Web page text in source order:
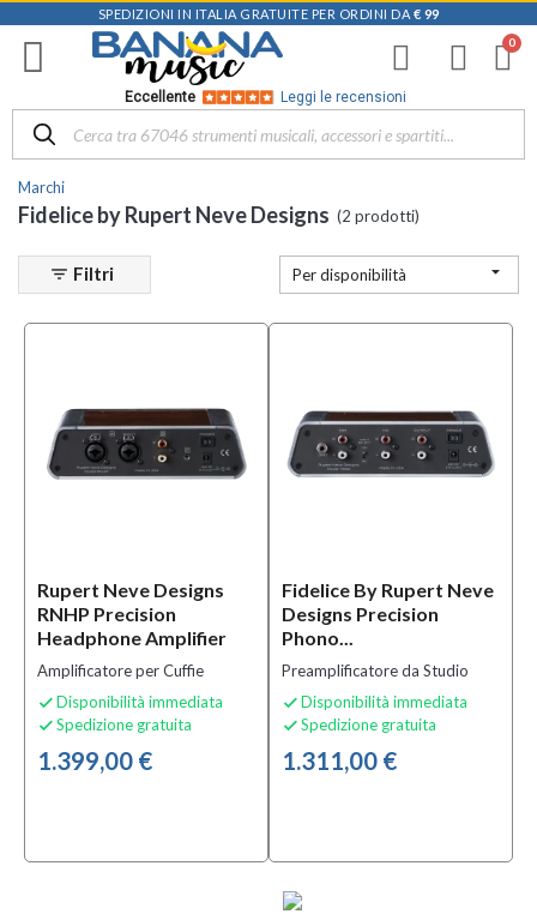
SPEDIZIONI IN ITALIA GRATUITE PER ORDINI DA € 99
Eccellente Leggi le recensioni
Marchi
Fidelice by Rupert Neve Designs (2 prodotti)
Filtra
i
risultati
Categoria
Amplificatori
per Cuffie
Effetti e
Processori
di Segnale
Sottocategoria
Preamplificatori
da Studio(1)
Nuovo
(2)
Prezzo
1.305,00 €
filter_list Filtri Per disponibilità 
Rupert Neve Designs
RNHP Precision
Headphone Amplifier
Amplificatore per Cuffie
 Disponibilità immediata
 Spedizione gratuita
1.399,00 €
Fidelice By Rupert Neve
Designs Precision
Phono...
Preamplificatore da Studio
 Disponibilità immediata
 Spedizione gratuita
1.311,00 €